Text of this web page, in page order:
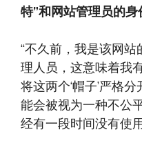
特”和网站管理员的身
“不久前，我是该网
理人员，这意味着我
将这两个‘帽子’严格
能会被视为一种不
经有一段时间没有使